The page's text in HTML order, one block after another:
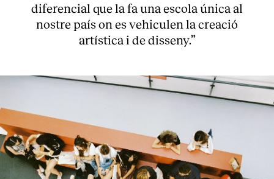
diferencial que la fa una escola única al
nostre país on es vehiculen la creació
artística i de disseny.”